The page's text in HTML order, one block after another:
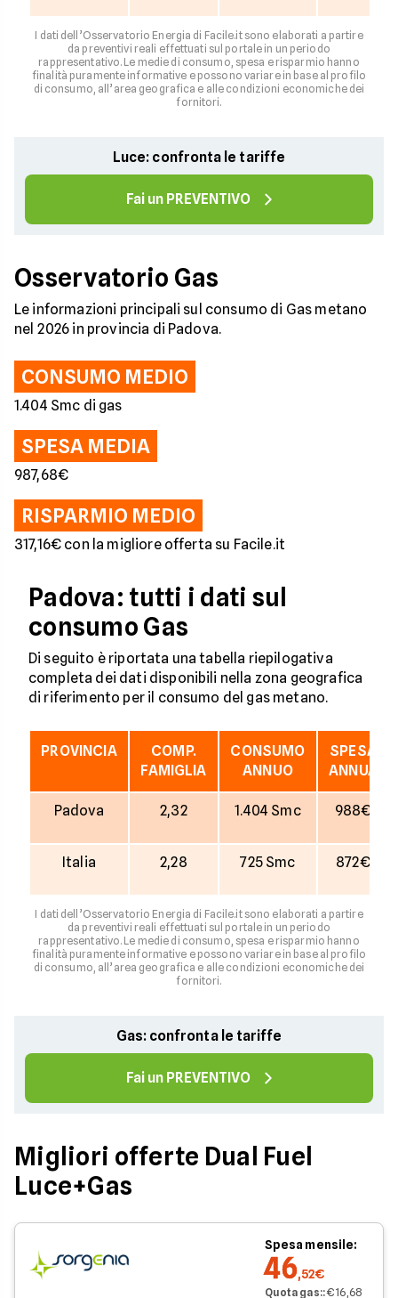
I dati dell’Osservatorio Energia di Facile.it sono elaborati a partire
da preventivi reali effettuati sul portale in un periodo
rappresentativo. Le medie di consumo, spesa e risparmio hanno
finalità puramente informative e possono variare in base al profilo
di consumo, all’area geografica e alle condizioni economiche dei
fornitori.
Luce: confronta le tariffe
Fai un PREVENTIVO
Osservatorio Gas
Le informazioni principali sul consumo di Gas metano
nel 2026 in provincia di Padova.
CONSUMO MEDIO
1.404 Smc di gas
SPESA MEDIA
987,68€
RISPARMIO MEDIO
317,16€ con la migliore offerta su Facile.it
Padova: tutti i dati sul
consumo Gas
Di seguito è riportata una tabella riepilogativa
completa dei dati disponibili nella zona geografica
di riferimento per il consumo del gas metano.
PROVINCIA
COMP.
FAMIGLIA
CONSUMO
ANNUO
SPESA
ANNUA
Padova 2,32 1.404 Smc 988€
Italia 2,28 725 Smc 872€
I dati dell’Osservatorio Energia di Facile.it sono elaborati a partire
da preventivi reali effettuati sul portale in un periodo
rappresentativo. Le medie di consumo, spesa e risparmio hanno
finalità puramente informative e possono variare in base al profilo
di consumo, all’area geografica e alle condizioni economiche dei
fornitori.
Gas: confronta le tariffe
Fai un PREVENTIVO
Migliori offerte Dual Fuel
Luce+Gas
Spesa mensile:
46,52€
Quota gas::€ 16,68